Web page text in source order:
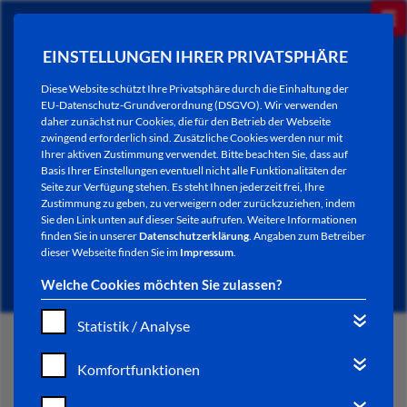
EINSTELLUNGEN IHRER PRIVATSPHÄRE
Diese Website schützt Ihre Privatsphäre durch die Einhaltung der
EU-Datenschutz-Grundverordnung (DSGVO). Wir verwenden
daher zunächst nur Cookies, die für den Betrieb der Webseite
zwingend erforderlich sind. Zusätzliche Cookies werden nur mit
Ihrer aktiven Zustimmung verwendet. Bitte beachten Sie, dass auf
Basis Ihrer Einstellungen eventuell nicht alle Funktionalitäten der
Seite zur Verfügung stehen. Es steht Ihnen jederzeit frei, Ihre
Zustimmung zu geben, zu verweigern oder zurückzuziehen, indem
Sie den Link unten auf dieser Seite aufrufen. Weitere Informationen
finden Sie in unsererDatenschutzerklärung. Angaben zum Betreiber
dieser Webseite finden Sie im Impressum.
Welche Cookies möchten Sie zulassen?
Statistik / Analyse
Komfortfunktionen
NEWSLETTER / CITY LETTER
START